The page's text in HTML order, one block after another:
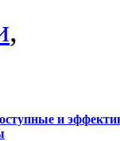
,
и